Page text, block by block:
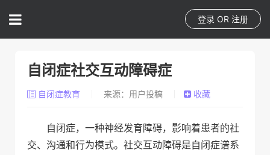
登录 OR 注册
自闭症社交互动障碍症
自闭症教育 来源：用户投稿 收藏
自闭症，一种神经发育障碍，影响着患者的社
交、沟通和行为模式。社交互动障碍是自闭症谱系